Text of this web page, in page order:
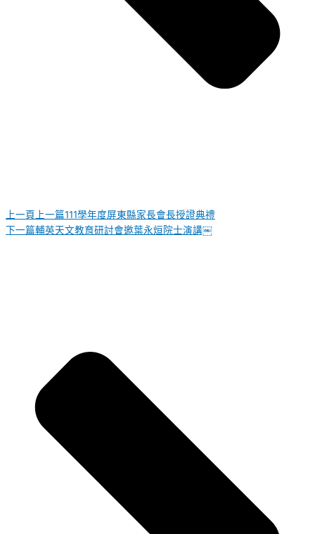
上一頁 上一篇111學年度屏東縣家長會長授證典禮
下一篇輔英天文教育研討會邀葉永烜院士演講￼